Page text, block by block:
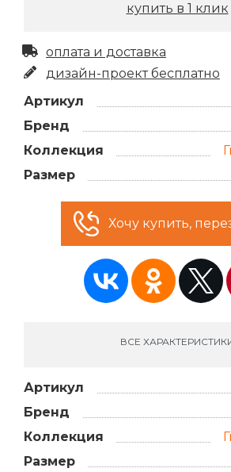
купить в 1 клик
оплата и доставка
дизайн-проект бесплатно
Артикул
Бренд
Коллекция
Размер
Хочу купить,
ВСЕ
Артикул
Бренд
Коллекция
Размер